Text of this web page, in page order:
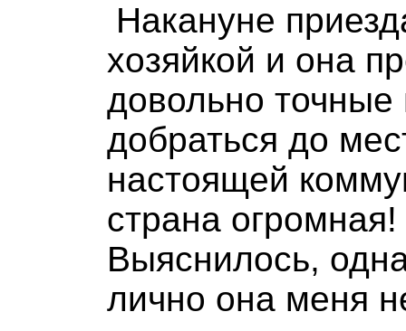
Накануне
хозяйкой и она
довольно точные
добраться до
настоящей
страна
Выяснилось,
лично она меня